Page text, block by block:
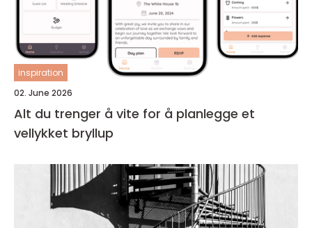
inspiration
02. June 2026
Alt du trenger å vite for å planlegge et
vellykket bryllup